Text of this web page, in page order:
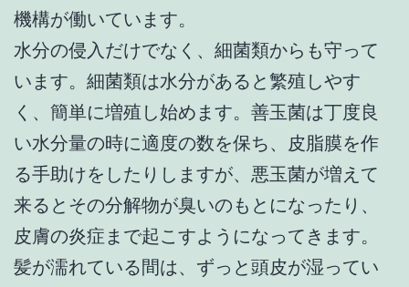
機構が働いています。
水分の侵入だけでなく、細菌類からも守って
います。細菌類は水分があると繁殖しやす
く、簡単に増殖し始めます。善玉菌は丁度良
い水分量の時に適度の数を保ち、皮脂膜を作
る手助けをしたりしますが、悪玉菌が増えて
来るとその分解物が臭いのもとになったり、
皮膚の炎症まで起こすようになってきます。
髪が濡れている間は、ずっと頭皮が湿ってい